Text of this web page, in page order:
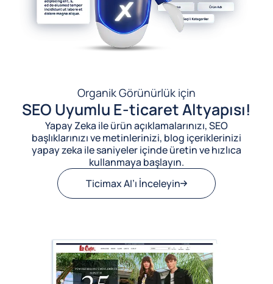
Organik Görünürlük için
SEO Uyumlu E-ticaret Altyapısı!
Yapay Zeka ile ürün açıklamalarınızı, SEO
başlıklarınızı ve metinlerinizi, blog içeriklerinizi
yapay zeka ile saniyeler içinde üretin ve hızlıca
kullanmaya başlayın.
Ticimax AI’ı İnceleyin